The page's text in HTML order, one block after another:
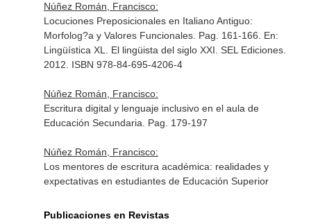
Núñez Román, Francisco:
Locuciones Preposicionales en Italiano Antiguo:
Morfolog?a y Valores Funcionales. Pag. 161-166. En:
Lingüística XL. El lingüista del siglo XXI . SEL Ediciones.
2012. ISBN 978-84-695-4206-4
Núñez Román, Francisco:
Escritura digital y lenguaje inclusivo en el aula de
Educación Secundaria. Pag. 179-197
Núñez Román, Francisco:
Los mentores de escritura académica: realidades y
expectativas en estudiantes de Educación Superior
Publicaciones en Revistas